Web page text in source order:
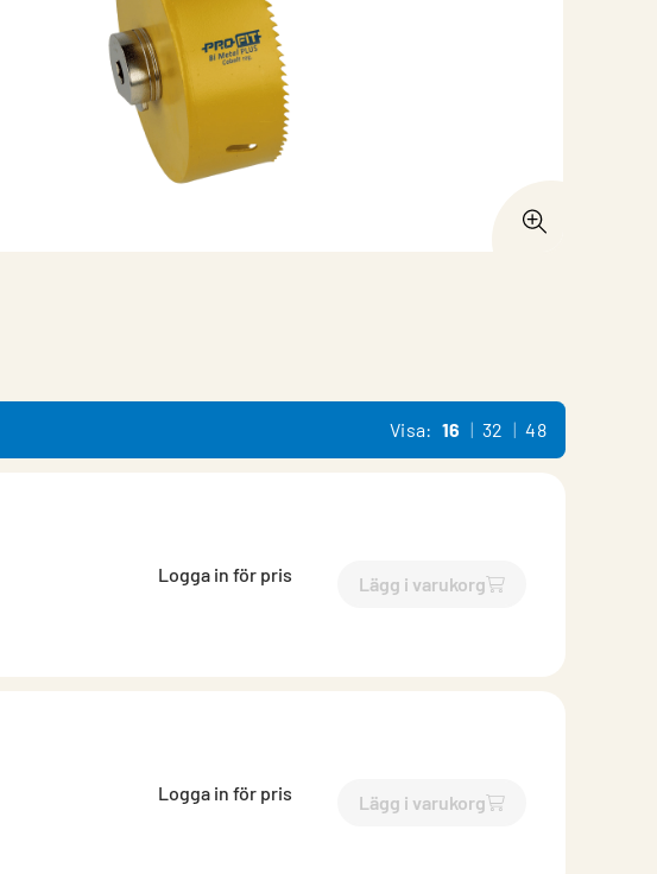
Visa: 16 32 48
Logga in för pris Lägg i varukorg
`$Lägg till
Logga in för pris Lägg i varukorg
`$Lägg till